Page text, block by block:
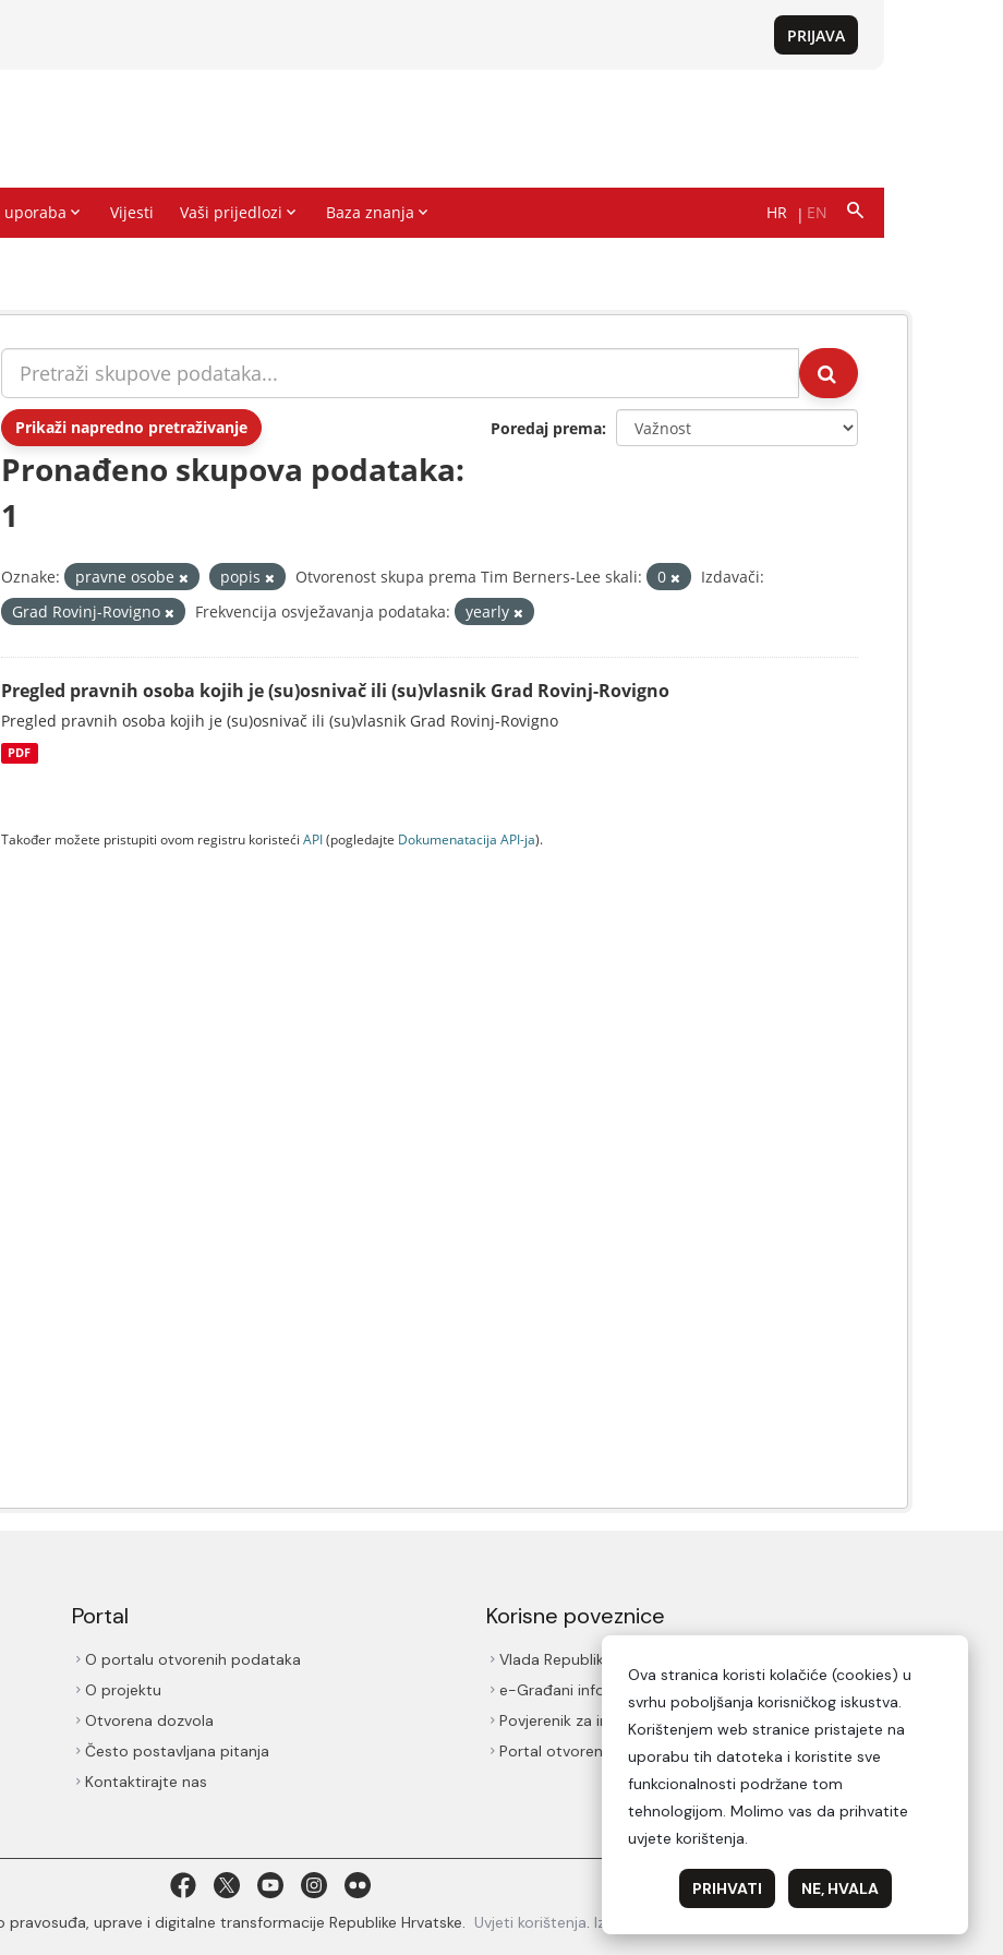
Prikaži napredno pretraživanje Poredaj prema
Pronađeno skupova podataka:
1
Oznake: pravne osobe popis Otvorenost skupa prema Tim Berners-Lee skali: 0
Izdavači:
Grad Rovinj-Rovigno
Frekvencija osvježavanja podataka: yearly
Pregled pravnih osoba kojih je (su)osnivač ili (su)vlasnik Grad Rovinj-Rovigno
Pregled pravnih osoba kojih je (su)osnivač ili (su)vlasnik Grad Rovinj-Rovigno
PDF
Također možete pristupiti ovom registru koristeći API(pogledajte Dokumenаtаcijа API-jа).